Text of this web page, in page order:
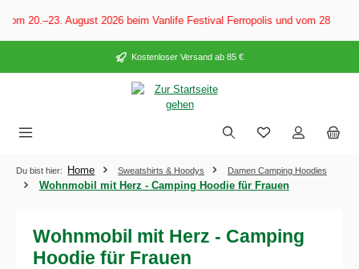
springen
20.–23. August 2026 beim Vanlife Festival Ferropolis und vom 28.
Kostenloser Versand ab 85 €
Du bist hier: Home Sweatshirts & Hoodys Damen Camping Hoodies
Wohnmobil mit Herz - Camping Hoodie für Frauen
Wohnmobil mit Herz - Camping
Hoodie für Frauen